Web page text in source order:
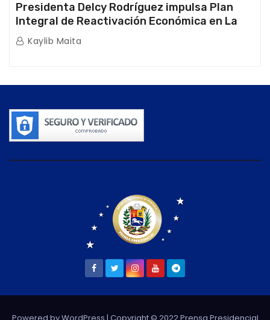
Presidenta Delcy Rodríguez impulsa Plan
Integral de Reactivación Económica en La
Guaira
Kaylib Maita